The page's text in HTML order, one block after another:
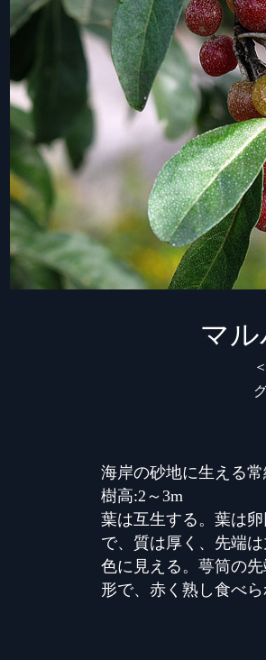
マ
海岸の砂地に生える
樹高:2～3m
葉は互生する。葉は
で、質は厚く、先端
色に見える。萼筒の
形で、赤く熟し食べ